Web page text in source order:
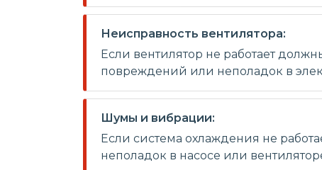
Неисправность вентилятора:
Если вентилятор не работает
повреждений или неполадок в
Шумы и вибрации:
Если система охлаждения не
неполадок в насосе или